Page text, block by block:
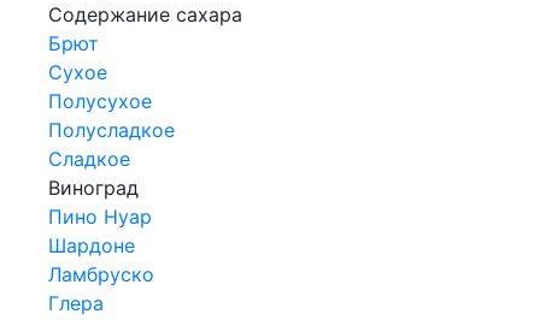
Содержание сахара
Брют
Сухое
Полусухое
Полусладкое
Сладкое
Виноград
Пино Нуар
Шардоне
Ламбруско
Глера